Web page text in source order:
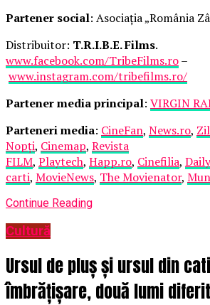
Partener social: Asociația „România
Distribuitor: T.R.I.B.E. Films.
www.facebook.com/TribeFilms.ro–
www.instagram.com/tribefilms.ro/
Partener media principal: VIRGIN
Parteneri media: CineFan, News.ro,
Nopți, Cinemap, Revista
FILM, Playtech, Happ.ro, Cinefilia,
carti, MovieNews, The Movienator,
Continue Reading
Cultură
Ursul de pluș și ursul din
îmbrățișare, două lumi